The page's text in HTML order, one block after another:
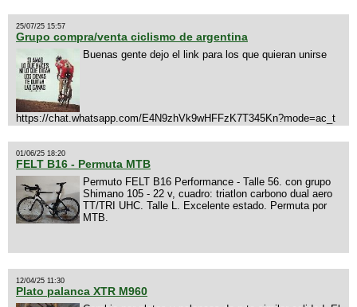
25/07/25 15:57
Grupo compra/venta ciclismo de argentina
Buenas gente dejo el link para los que quieran unirse
https://chat.whatsapp.com/E4N9zhVk9wHFFzK7T345Kn?mode=ac_t
01/06/25 18:20
FELT B16 - Permuta MTB
Permuto FELT B16 Performance - Talle 56. con grupo
Shimano 105 - 22 v, cuadro: triatlon carbono dual aero
TT/TRI UHC. Talle L. Excelente estado. Permuta por
MTB.
12/04/25 11:30
Plato palanca XTR M960